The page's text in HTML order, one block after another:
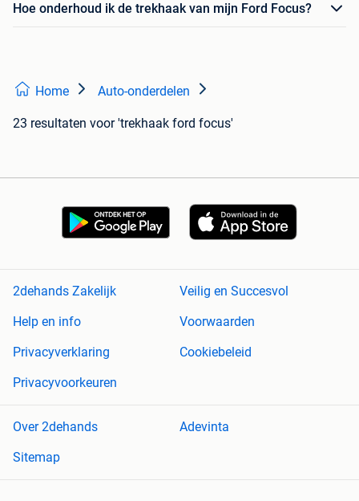
Hoe onderhoud ik de trekhaak van mijn Ford Focus?
Home Auto-onderdelen
23 resultaten voor 'trekhaak ford focus'
2dehands Zakelijk
Veilig en Succesvol
Help en info
Voorwaarden
Privacyverklaring
Cookiebeleid
Privacyvoorkeuren
Over 2dehands
Adevinta
Sitemap